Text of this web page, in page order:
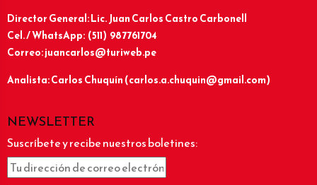
Director General: Lic.Juan Carlos Castro Carbonell
Cel. / WhatsApp: (511) 987761704
Correo: juancarlos@turiweb.pe
Analista: Carlos Chuquín (carlos.a.chuquin@gmail.com)
NEWSLETTER
Suscríbete y recibe nuestros boletines: